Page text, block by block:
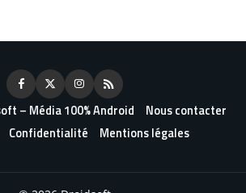
– Média 100% Android
Nous contacter
Confidentialité Mentions légales